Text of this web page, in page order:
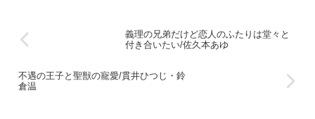
義理の兄弟だけど恋人のふたりは堂々と
付き合いたい/佐久本あゆ
不遇の王子と聖獣の寵愛/貫井ひつじ・鈴
倉温